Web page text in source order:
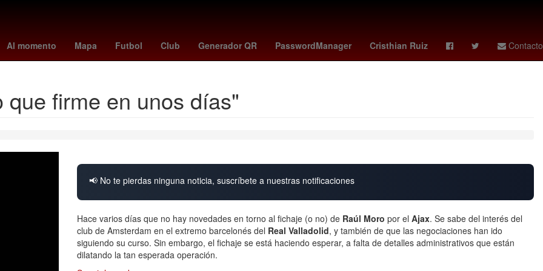
Al momento Mapa Futbol Club Generador QR PasswordManager Cristhian Ruiz Contacto
Fuegos artificiales Argentina jesús maría tarriba frankenstein memes grito de independencia clima en hermosillo
firme en unos días"
📢 No te pierdas ninguna noticia, suscríbete a nuestras notificaciones
Hace varios días que no hay novedades en torno al fichaje (o no) de Raúl Moro por el Ajax. Se sabe del interés del
club de Amsterdam en el extremo barcelonés del Real Valladolid, y también de que las negociaciones han ido
siguiendo su curso. Sin embargo, el fichaje se está haciendo esperar, a falta de detalles administrativos que están
dilatando la tan esperada operación.